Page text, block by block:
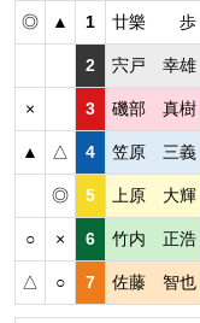
◎ ▲ 1 廿樂 歩
2 宍戸 幸雄
× 3 磯部 真樹
▲ △ 4 笠原 三義
◎ 5 上原 大輝
○ × 6 竹内 正浩
△ ○ 7 佐藤 智也